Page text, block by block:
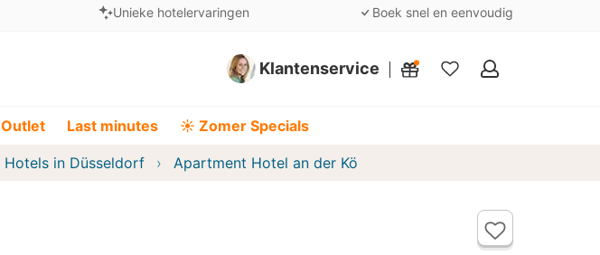
Unieke hotelervaringen Boek snel en eenvoudig
Klantenservice
Mijn
Outlet Last minutes ☀️ Zomer Specials
Hotels in Düsseldorf Apartment Hotel an der Kö